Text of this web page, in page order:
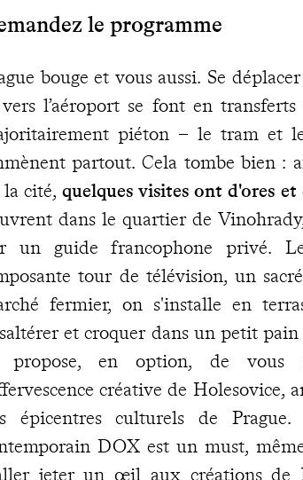
le programme
bouge et vous aussi. Se
l’aéroport se font en
piéton – le tram et
partout. Cela tombe bien :
la cité, quelques visites ont d'ores
dans le quartier de
un guide francophone privé.
tour de télévision, un
fermier, on s'installe en
et croquer dans un petit pain
propose, en option, de vous
créative de Holesovice,
épicentres culturels de
DOX est un must,
jeter un œil aux créations de